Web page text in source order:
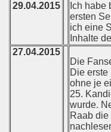
29.04.2015
Ich
ersten
ich eine
Inhalte
27.04.2015
Die
Die
ohne je
25.
wurde.
Raab